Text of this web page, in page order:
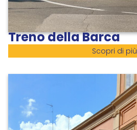
Treno della Barca
Scopri di più